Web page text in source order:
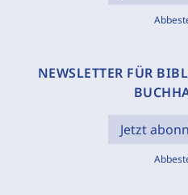
NEWSLETTER FÜR
Jetzt